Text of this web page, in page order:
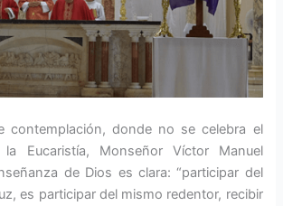
contemplación, donde no se celebra el
Eucaristía, Monseñor Víctor Manuel
de Dios es clara: “participar del
es participar del mismo redentor, recibir